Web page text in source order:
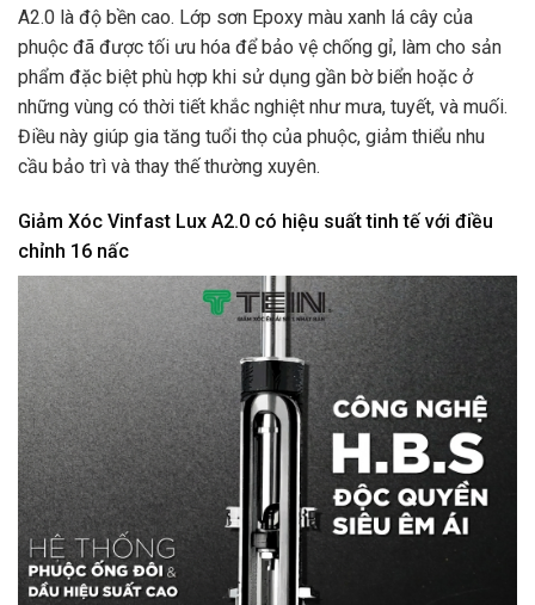
A2.0 là độ bền cao. Lớp sơn Epoxy màu xanh lá cây của
phuộc đã được tối ưu hóa để bảo vệ chống gỉ, làm cho sản
phẩm đặc biệt phù hợp khi sử dụng gần bờ biển hoặc ở
những vùng có thời tiết khắc nghiệt như mưa, tuyết, và muối.
Điều này giúp gia tăng tuổi thọ của phuộc, giảm thiểu nhu
cầu bảo trì và thay thế thường xuyên.
Giảm Xóc Vinfast Lux A2.0 có hiệu suất tinh tế với điều
chỉnh 16 nấc